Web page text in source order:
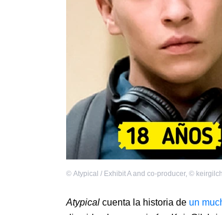
© Atypical / Exhibit A and co-producer, ©
Atypical cuenta la historia de un